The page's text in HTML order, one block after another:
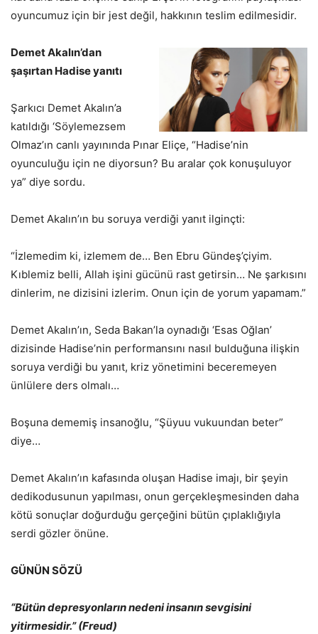
oyuncumuz için bir jest değil, hakkının teslim edilmesidir.
Demet Akalın’dan
şaşırtan Hadise yanıtı
Şarkıcı Demet Akalın’a
katıldığı ‘Söylemezsem
Olmaz’ın canlı yayınında Pınar Eliçe, “Hadise’nin
oyunculuğu için ne diyorsun? Bu aralar çok konuşuluyor
ya” diye sordu.
Demet Akalın’ın bu soruya verdiği yanıt ilginçti:
“İzlemedim ki, izlemem de… Ben Ebru Gündeş’çiyim.
Kıblemiz belli, Allah işini gücünü rast getirsin… Ne şarkısını
dinlerim, ne dizisini izlerim. Onun için de yorum yapamam.”
Demet Akalın’ın, Seda Bakan’la oynadığı ‘Esas Oğlan’
dizisinde Hadise’nin performansını nasıl bulduğuna ilişkin
soruya verdiği bu yanıt, kriz yönetimini beceremeyen
ünlülere ders olmalı…
Boşuna dememiş insanoğlu, “Şüyuu vukuundan beter”
diye…
Demet Akalın’ın kafasında oluşan Hadise imajı, bir şeyin
dedikodusunun yapılması, onun gerçekleşmesinden daha
kötü sonuçlar doğurduğu gerçeğini bütün çıplaklığıyla
serdi gözler önüne.
GÜNÜN SÖZÜ
“Bütün depresyonların nedeni insanın sevgisini
yitirmesidir.” (Freud)